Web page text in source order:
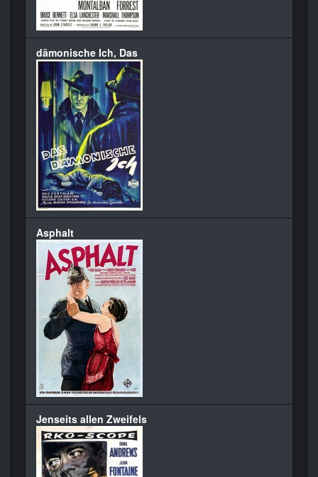
dämonische Ich, Das
Asphalt
Jenseits allen Zweifels